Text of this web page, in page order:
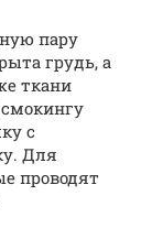
пару
грудь, а
ткани
с
Для
проводят